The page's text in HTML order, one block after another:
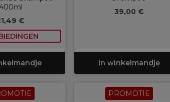
€
39,00 €
In winkelmandje
PROMOTIE